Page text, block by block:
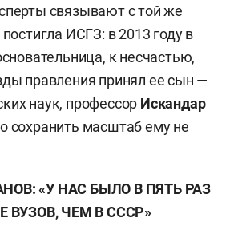
связывают с той же
ИСГЗ: в 2013 году в
к несчастью,
правления принял ее сын —
наук, профессор Искандар
сохранить масштаб ему не
«У НАС БЫЛО В ПЯТЬ РАЗ
ВУЗОВ, ЧЕМ В СССР»